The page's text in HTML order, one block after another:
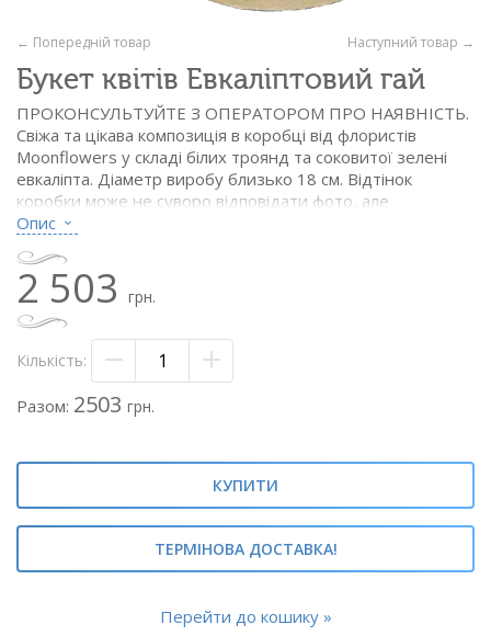
Наступний товар →
← Попередній товар
Букет квітів Евкаліптовий гай
ПРОКОНСУЛЬТУЙТЕ З ОПЕРАТОРОМ ПРО НАЯВНІСТЬ.
Свіжа та цікава композиція в коробці від флористів
Moonflowers у складі білих троянд та соковитої зелені
евкаліпта. Діаметр виробу близько 18 см. Відтінок
коробки може не суворо відповідати фото, але
кольорова гамма буде витримана.
Склад:
- троянда біла - 7 шт.
- евкаліпт - 1/2 пач.
- флористичний оазис
- капелюшна коробка з прозорою кришкою
Теги: #біла троянда#білі троянди#троянди в капелюшної
коробки#
Опис
2 503 грн.
Кількість:
Разом: 2503 грн.
КУПИТИ
ТЕРМІНОВА ДОСТАВКА!
Перейти до кошику »